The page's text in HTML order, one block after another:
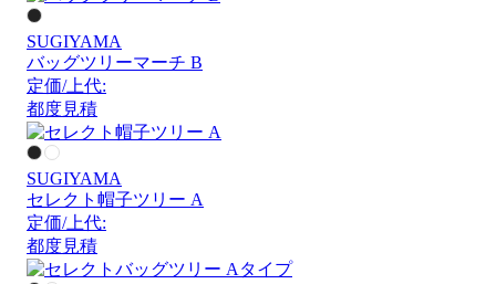
SUGIYAMA
バッグツリーマーチ B
定価/上代:
都度見積
SUGIYAMA
セレクト帽子ツリー A
定価/上代:
都度見積